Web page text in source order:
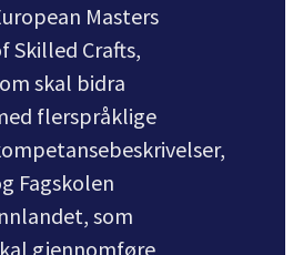
Masters
Skilled Crafts,
skal bidra
flerspråklige
Fagskolen
som
gjennomføre